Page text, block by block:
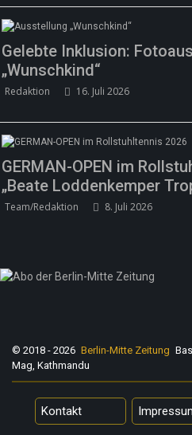
„Les Amoureuses“
Gelebte Inklusion:
„Wunschkind“
Redaktion 16. Juli 2026
GERMAN-OPEN im
„Beate Loddenkemper
Team/Redaktion 8. Juli 2026
© 2018 - 2026 Berlin-Mitte Zeitung
Mag, Kathmandu
Kontakt